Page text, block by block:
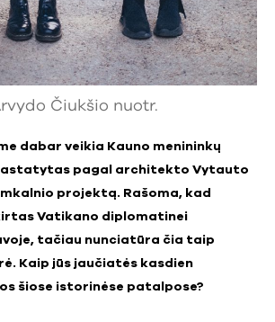
Čiukšio nuotr.
dabar veikia Kauno menininkų
pagal architekto Vytauto
projektą. Rašoma, kad
Vatikano diplomatinei
tačiau nunciatūra čia taip
Kaip jūs jaučiatės kasdien
šiose istorinėse patalpose?